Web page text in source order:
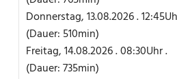
Donnerstag, 13.08.2026 .
(Dauer: 510min)
Freitag, 14.08.2026 . 08:30Uhr .
(Dauer: 735min)